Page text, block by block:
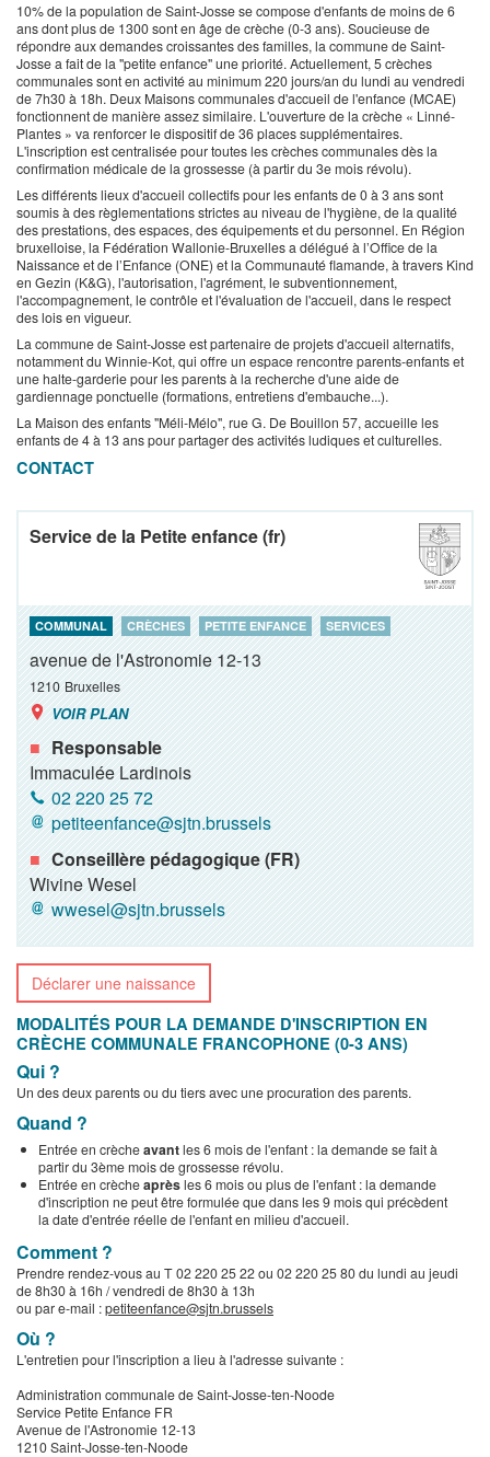
10% de la population de Saint-Josse se compose d'enfants de moins de 6
ans dont plus de 1300 sont en âge de crèche (0-3 ans). Soucieuse de
répondre aux demandes croissantes des familles, la commune de Saint-
Josse a fait de la "petite enfance" une priorité. Actuellement, 5 crèches
communales sont en activité au minimum 220 jours/an du lundi au vendredi
de 7h30 à 18h. Deux Maisons communales d'accueil de l'enfance (MCAE)
fonctionnent de manière assez similaire. L'ouverture de la crèche « Linné-
Plantes » va renforcer le dispositif de 36 places supplémentaires.
L'inscription est centralisée pour toutes les crèches communales dès la
confirmation médicale de la grossesse (à partir du 3e mois révolu).
Les différents lieux d'accueil collectifs pour les enfants de 0 à 3 ans sont
soumis à des règlementations strictes au niveau de l'hygiène, de la qualité
des prestations, des espaces, des équipements et du personnel. En Région
bruxelloise, la Fédération Wallonie-Bruxelles a délégué à l’Office de la
Naissance et de l’Enfance (ONE) et la Communauté flamande, à travers Kind
en Gezin (K&G), l'autorisation, l'agrément, le subventionnement,
l'accompagnement, le contrôle et l'évaluation de l'accueil, dans le respect
des lois en vigueur.
La commune de Saint-Josse est partenaire de projets d'accueil alternatifs,
notamment du Winnie-Kot, qui offre un espace rencontre parents-enfants et
une halte-garderie pour les parents à la recherche d'une aide de
gardiennage ponctuelle (formations, entretiens d'embauche...).
La Maison des enfants "Méli-Mélo", rue G. De Bouillon 57, accueille les
enfants de 4 à 13 ans pour partager des activités ludiques et culturelles.
CONTACT
Service de la Petite enfance (fr)
COMMUNAL CRÈCHES PETITE ENFANCE SERVICES
avenue de l'Astronomie 12-13
1210 Bruxelles
VOIR PLAN
Responsable
Immaculée Lardinois
02 220 25 72
petiteenfance@sjtn.brussels
Conseillère pédagogique (FR)
Wivine Wesel
wwesel@sjtn.brussels
Déclarer une naissance
MODALITÉS POUR LA DEMANDE D'INSCRIPTION EN
CRÈCHE COMMUNALE FRANCOPHONE (0-3 ANS)
Qui ?
Un des deux parents ou du tiers avec une procuration des parents.
Quand ?
Entrée en crècheavantles 6 mois de l'enfant : la demande se fait à
partir du 3ème mois de grossesse révolu.
Entrée en crècheaprèsles 6 mois ou plus de l'enfant : la demande
d'inscription ne peut être formulée que dans les 9 mois qui précèdent
la date d'entrée réelle de l'enfant en milieu d'accueil.
Comment ?
Prendre rendez-vous au T 02 220 25 22 ou 02 220 25 80 du lundi au jeudi
de 8h30 à 16h / vendredi de 8h30 à 13h
ou par e-mail :petiteenfance@sjtn.brussels
Où ?
L'entretien pour l'inscription a lieu à l'adresse suivante :
Administration communale de Saint-Josse-ten-Noode
Service Petite Enfance FR
Avenue de l'Astronomie 12-13
1210 Saint-Josse-ten-Noode